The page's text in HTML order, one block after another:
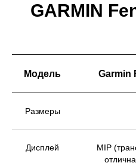
GARMIN
Модель Garmin
Размеры
Дисплей
MIP